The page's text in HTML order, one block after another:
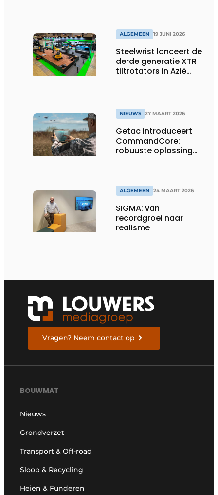
ALGEMEEN 19 JUNI 2026
Steelwrist lanceert de
derde generatie XTR
tiltrotators in Azië
NIEUWS 27 MAART 2026
Getac introduceert
CommandCore:
robuuste oplossing
ALGEMEEN 24 MAART 2026
SIGMA: van
recordgroei naar
realisme
Vragen? Neem contact op
BOUWMAT
Nieuws
Grondverzet
Transport & Off-road
Sloop & Recycling
Heien & Funderen